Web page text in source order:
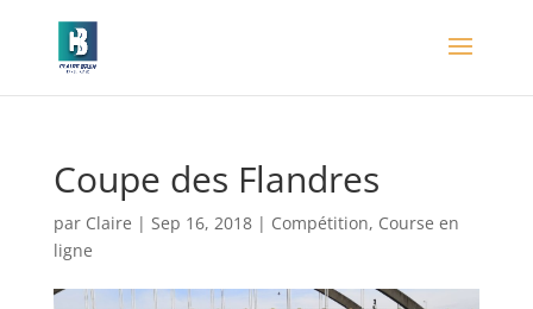
Coupe des Flandres
par Claire | Sep 16, 2018| Compétition, Course en
ligne